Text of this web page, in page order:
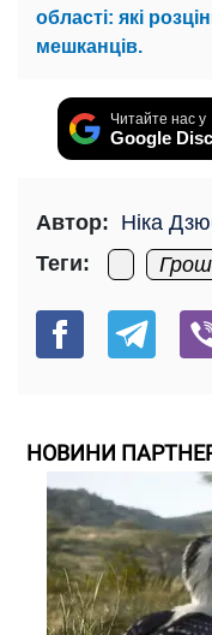
області: які
мешканців.
Читайте нас у
Google
Автор: Ніка
Теги:
НОВИНИ